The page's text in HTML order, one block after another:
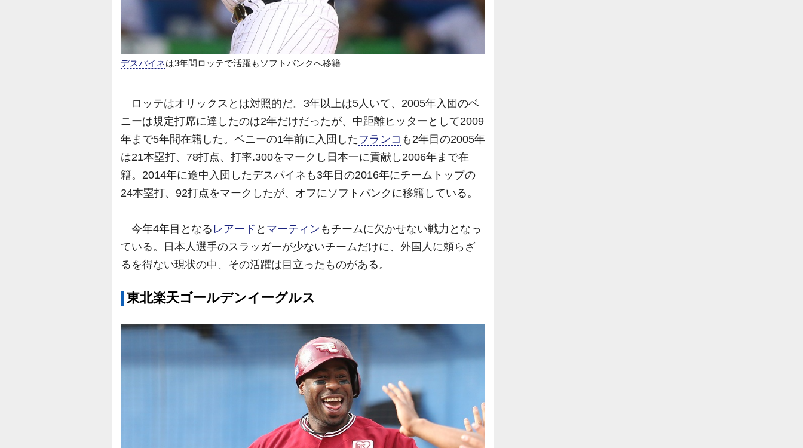
デスパイネは3年間ロッテで活躍もソフトバンクへ移籍
ロッテはオリックスとは対照的だ。3年以上は5人いて、2005年入団のベ
ニーは規定打席に達したのは2年だけだったが、中距離ヒッターとして2009
年まで5年間在籍した。ベニーの1年前に入団した フランコ も2年目の2005年
は21本塁打、78打点、打率.300をマークし日本一に貢献し2006年まで在
籍。2014年に途中入団したデスパイネも3年目の2016年にチームトップの
24本塁打、92打点をマークしたが、オフにソフトバンクに移籍している。
今年4年目となる レアード と マーティン もチームに欠かせない戦力となっ
ている。日本人選手のスラッガーが少ないチームだけに、外国人に頼らざ
るを得ない現状の中、その活躍は目立ったものがある。
東北楽天ゴールデンイーグルス